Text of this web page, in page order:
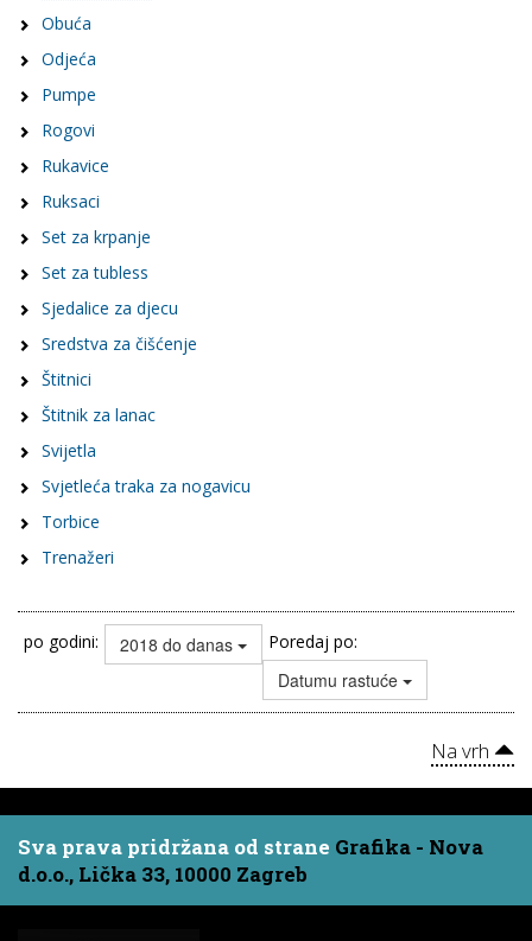
Obuća
Odjeća
Pumpe
Rogovi
Rukavice
Ruksaci
Set za krpanje
Set za tubless
Sjedalice za djecu
Sredstva za čišćenje
Štitnici
Štitnik za lanac
Svijetla
Svjetleća traka za nogavicu
Torbice
Trenažeri
po godini: 2018 do danas Poredaj po:
Datumu rastuće
Na vrh
Sva prava pridržana od strane Grafika - Nova
d.o.o., Lička 33, 10000 Zagreb